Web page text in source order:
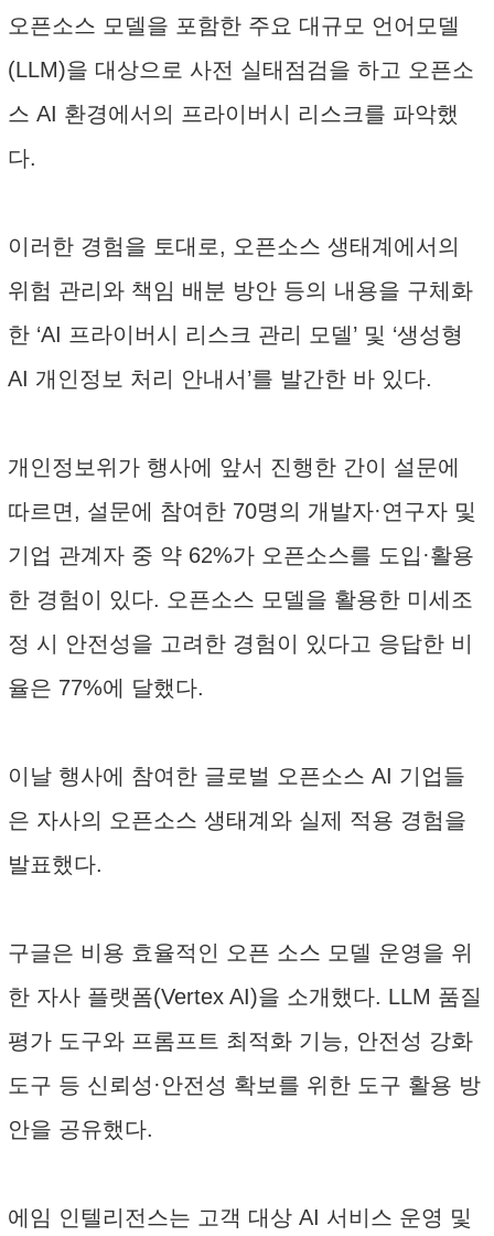
오픈소스 모델을 포함한 주요 대규모 언어모델
(LLM)을 대상으로 사전 실태점검을 하고 오픈소
스 AI 환경에서의 프라이버시 리스크를 파악했
다.
이러한 경험을 토대로, 오픈소스 생태계에서의
위험 관리와 책임 배분 방안 등의 내용을 구체화
한 ‘AI 프라이버시 리스크 관리 모델’ 및 ‘생성형
AI 개인정보 처리 안내서’를 발간한 바 있다.
개인정보위가 행사에 앞서 진행한 간이 설문에
따르면, 설문에 참여한 70명의 개발자·연구자 및
기업 관계자 중 약 62%가 오픈소스를 도입·활용
한 경험이 있다. 오픈소스 모델을 활용한 미세조
정 시 안전성을 고려한 경험이 있다고 응답한 비
율은 77%에 달했다.
이날 행사에 참여한 글로벌 오픈소스 AI 기업들
은 자사의 오픈소스 생태계와 실제 적용 경험을
발표했다.
구글은 비용 효율적인 오픈 소스 모델 운영을 위
한 자사 플랫폼(Vertex AI)을 소개했다. LLM 품질
평가 도구와 프롬프트 최적화 기능, 안전성 강화
도구 등 신뢰성·안전성 확보를 위한 도구 활용 방
안을 공유했다.
에임 인텔리전스는 고객 대상 AI 서비스 운영 및